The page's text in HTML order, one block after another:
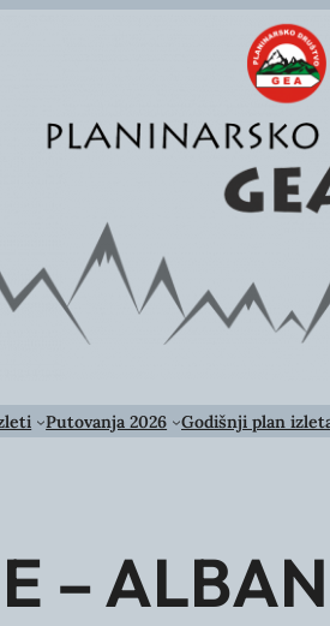
Putovanja 2026 Godišnji plan
–